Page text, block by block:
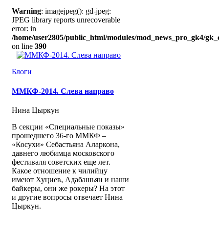
Warning: imagejpeg(): gd-jpeg:
JPEG library reports unrecoverable
error: in
/home/user2805/public_html/modules/mod_news_pro_gk4/
on line 390
Блоги
ММКФ-2014. Слева направо
Нина Цыркун
В секции «Специальные показы»
прошедшего 36-го ММКФ –
«Косухи» Себастьяна Аларкона,
давнего любимца московского
фестиваля советских еще лет.
Какое отношение к чилийцу
имеют Хуциев, Адабашьян и наши
байкеры, они же рокеры? На этот
и другие вопросы отвечает Нина
Цыркун.